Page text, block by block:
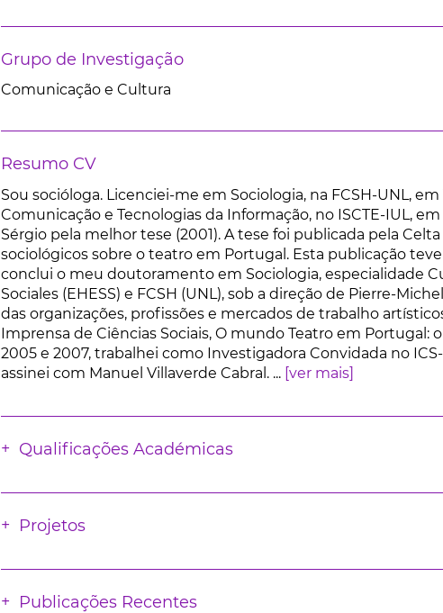
Grupo de Investigação
Comunicação e Cultura
Resumo CV
Sou socióloga. Licenciei-me em Sociologia, na FCSH-UNL,
Comunicação e Tecnologias da Informação, no ISCTE-IUL,
Sérgio pela melhor tese (2001). A tese foi publicada pela
sociológicos sobre o teatro em Portugal. Esta publicação
conclui o meu doutoramento em Sociologia, especialidade
Sociales (EHESS) e FCSH (UNL), sob a direção de Pierre-
das organizações, profissões e mercados de trabalho
Imprensa de Ciências Sociais, O mundo Teatro em
2005 e 2007, trabalhei como Investigadora Convidada no
assinei com Manuel Villaverde Cabral. ... [ver mais]
Qualificações Académicas
Projetos
Publicações Recentes